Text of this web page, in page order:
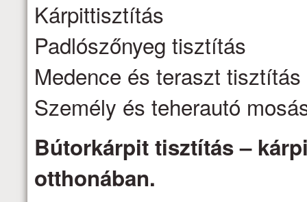
Kárpittisztítás
Padlószőnyeg tisztítás
Medence és teraszt tisztítás
Személy és teherautó
Bútorkárpit tisztítás –
otthonában.